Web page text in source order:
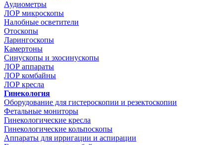
Аудиометры
ЛОР микроскопы
Налобные осветители
Отоскопы
Ларингоскопы
Камертоны
Синускопы и эхосинускопы
ЛОР аппараты
ЛОР комбайны
ЛОР кресла
Гинекология
Оборудование для гистероскопии и резектоскопии
Фетальные мониторы
Гинекологические кресла
Гинекологические кольпоскопы
Аппараты для ирригации и аспирации